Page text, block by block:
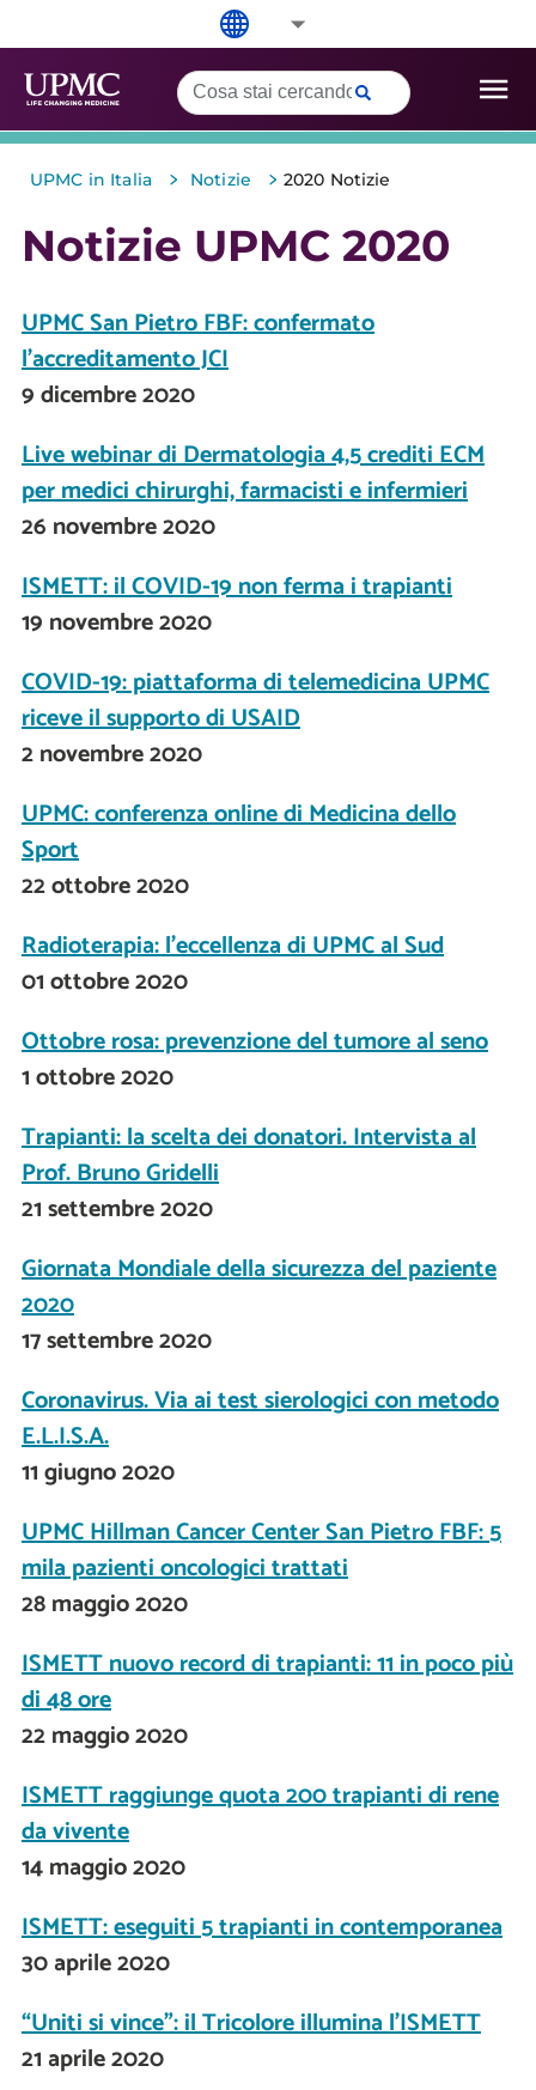
UPMC in Italia > Notizie > 2020 Notizie
Notizie UPMC 2020
UPMC San Pietro FBF: confermato
l'accreditamento JCI
9 dicembre 2020
Live webinar di Dermatologia 4,5 crediti ECM
per medici chirurghi, farmacisti e infermieri
26 novembre 2020
ISMETT: il COVID-19 non ferma i trapianti
19 novembre 2020
COVID-19: piattaforma di telemedicina UPMC
riceve il supporto di USAID
2 novembre 2020
UPMC: conferenza online di Medicina dello
Sport
22 ottobre 2020
Radioterapia: l'eccellenza di UPMC al Sud
01 ottobre 2020
Ottobre rosa: prevenzione del tumore al seno
1 ottobre 2020
Trapianti: la scelta dei donatori. Intervista al
Prof. Bruno Gridelli
21 settembre 2020
Giornata Mondiale della sicurezza del paziente
2020
17 settembre 2020
Coronavirus. Via ai test sierologici con metodo
E.L.I.S.A.
11 giugno 2020
UPMC Hillman Cancer Center San Pietro FBF: 5
mila pazienti oncologici trattati
28 maggio 2020
ISMETT nuovo record di trapianti: 11 in poco più
di 48 ore
22 maggio 2020
ISMETT raggiunge quota 200 trapianti di rene
da vivente
14 maggio 2020
ISMETT: eseguiti 5 trapianti in contemporanea
30 aprile 2020
“Uniti si vince": il Tricolore illumina l'ISMETT
21 aprile 2020